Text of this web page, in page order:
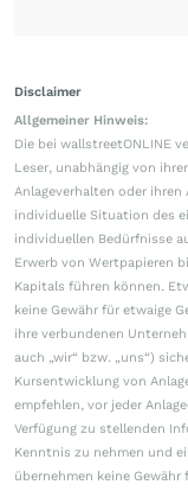
Disclaimer
Allgemeiner Hinweis:
Die bei wallstreetONLINE
Leser, unabhängig von
Anlageverhalten oder ihren
individuelle Situation des
individuellen Bedürfnisse
Erwerb von Wertpapieren
Kapitals führen können.
keine Gewähr für etwaige
ihre verbundenen
auch „wir“ bzw. „uns“)
Kursentwicklung von
empfehlen, vor jeder
Verfügung zu stellenden
Kenntnis zu nehmen und
übernehmen keine